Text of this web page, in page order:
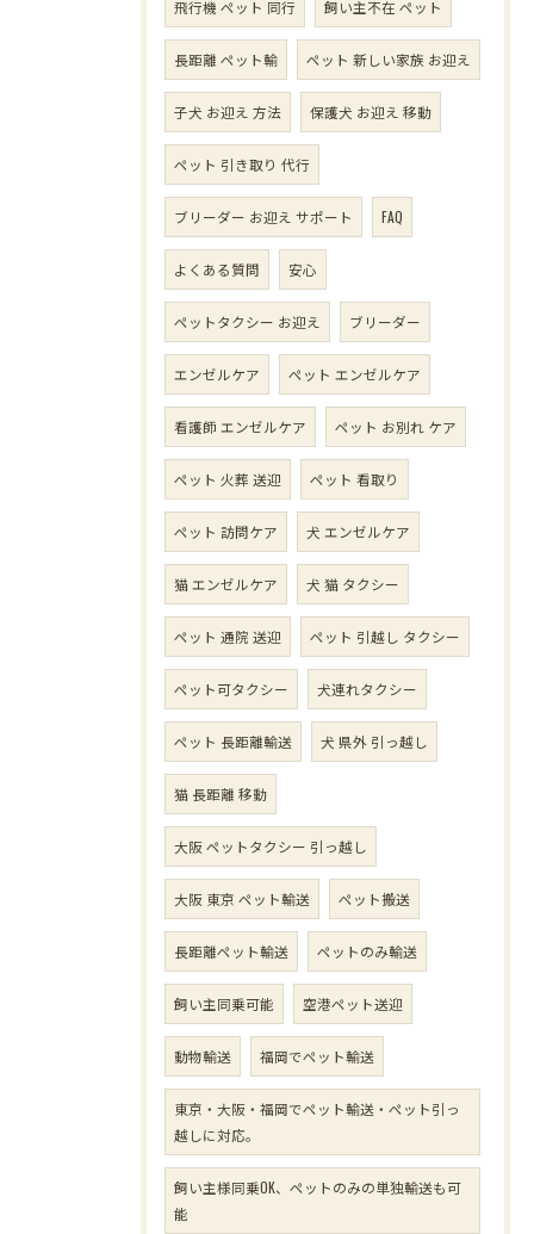
飛行機 ペット 同行 飼い主不在 ペット
長距離 ペット輸 ペット 新しい家族 お迎え
子犬 お迎え 方法 保護犬 お迎え 移動
ペット 引き取り 代行
ブリーダー お迎え サポート FAQ
よくある質問 安心
ペットタクシー お迎え ブリーダー
エンゼルケア ペット エンゼルケア
看護師 エンゼルケア ペット お別れ ケア
ペット 火葬 送迎 ペット 看取り
ペット 訪問ケア 犬 エンゼルケア
猫 エンゼルケア 犬 猫 タクシー
ペット 通院 送迎 ペット 引越し タクシー
ペット可タクシー 犬連れタクシー
ペット 長距離輸送 犬 県外 引っ越し
猫 長距離 移動
大阪 ペットタクシー 引っ越し
大阪 東京 ペット輸送 ペット搬送
長距離ペット輸送 ペットのみ輸送
飼い主同乗可能 空港ペット送迎
動物輸送 福岡でペット輸送
東京・大阪・福岡でペット輸送・ペット引っ
越しに対応。
飼い主様同乗OK、ペットのみの単独輸送も可
能